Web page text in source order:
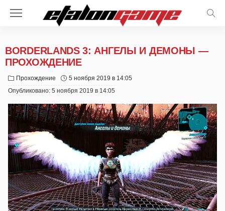
BORDERLANDS 3: АНГЕЛЫ И ДЕМОНЫ —
ПРОХОЖДЕНИЕ
Прохождение
5 ноября 2019 в 14:05
Опубликовано: 5 ноября 2019 в 14:05